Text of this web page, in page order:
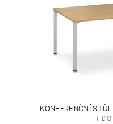
KONFERENČNÍ
+